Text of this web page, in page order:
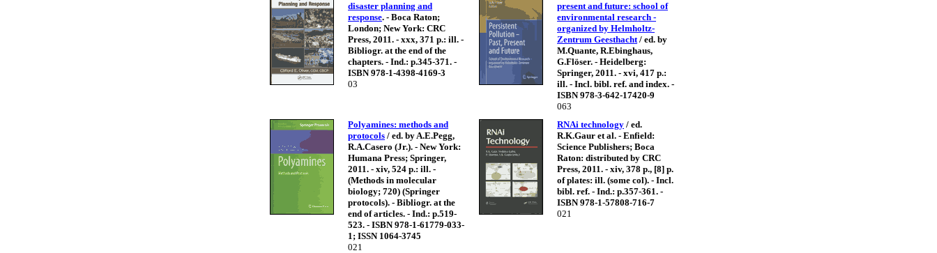
disaster planning and
response. - Boca Raton;
London; New York: CRC
Press, 2011. - xxx, 371 p.: ill. -
Bibliogr. at the end of the
chapters. - Ind.: p.345-371. -
ISBN 978-1-4398-4169-3
03
present and future: school of
environmental research -
organized by Helmholtz-
Zentrum Geesthacht/ ed. by
M.Quante, R.Ebinghaus,
G.Flöser. - Heidelberg:
Springer, 2011. - xvi, 417 p.:
ill. - Incl. bibl. ref. and index. -
ISBN 978-3-642-17420-9
063
Polyamines: methods and
protocols / ed. by A.E.Pegg,
R.A.Casero (Jr.). - New York:
Humana Press; Springer,
2011. - xiv, 524 p.: ill. -
(Methods in molecular
biology; 720) (Springer
protocols). - Bibliogr. at the
end of articles. - Ind.: p.519-
523. - ISBN 978-1-61779-033-
1; ISSN 1064-3745
021
RNAi technology / ed.
R.K.Gaur et al. - Enfield:
Science Publishers; Boca
Raton: distributed by CRC
Press, 2011. - xiv, 378 p., [8] p.
of plates: ill. (some col). - Incl.
bibl. ref. - Ind.: p.357-361. -
ISBN 978-1-57808-716-7
021